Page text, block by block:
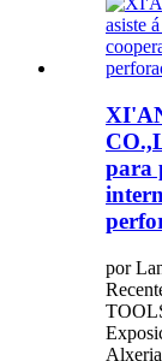
para
por